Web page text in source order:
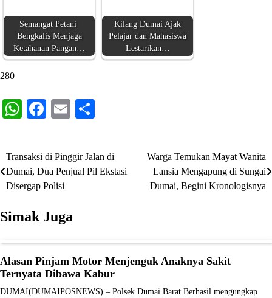
Semangat Petani
Bengkalis Menjaga
Ketahanan Pangan…
Kilang Dumai Ajak
Pelajar dan Mahasiswa
Lestarikan…
280
WhatsApp
Facebook
Email
Navigasi
pos
Transaksi di Pinggir Jalan di
Dumai, Dua Penjual Pil Ekstasi
Disergap Polisi
Warga Temukan Mayat Wanita
Lansia Mengapung di Sungai
Dumai, Begini Kronologisnya
Simak Juga
Alasan Pinjam Motor Menjenguk Anaknya Sakit
Ternyata Dibawa Kabur
DUMAI(DUMAIPOSNEWS) – Polsek Dumai Barat Berhasil mengungkap